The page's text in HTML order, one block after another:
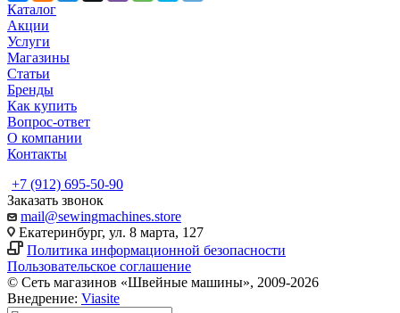
Каталог
Акции
Услуги
Магазины
Статьи
Бренды
Как купить
Вопрос-ответ
О компании
Контакты
+7 (912) 695-50-90
Заказать звонок
mail@sewingmachines.store
Екатеринбург, ул. 8 марта, 127
Политика информационной безопасности
Пользовательское соглашение
© Сеть магазинов «Швейные машины», 2009-2026
Внедрение: Viasite